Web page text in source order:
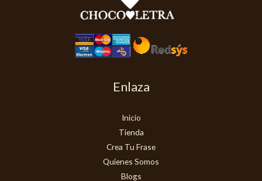
Enlaza
Inicio
Tienda
Crea Tu Frase
Quienes Somos
Blogs